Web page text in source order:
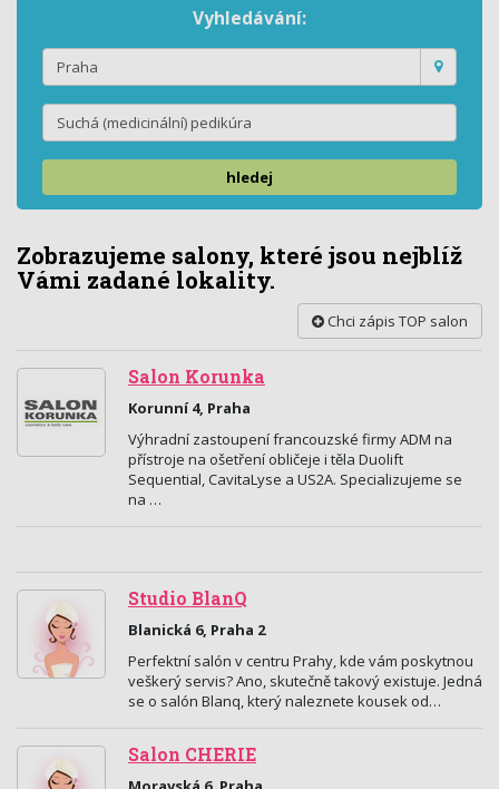
Vyhledávání:
hledej
Zobrazujeme salony, které jsou nejblíž
Vámi zadané lokality.
Chci zápis TOP salon
Salon Korunka
Korunní 4, Praha
Výhradní zastoupení francouzské firmy ADM na
přístroje na ošetření obličeje i těla Duolift
Sequential, CavitaLyse a US2A. Specializujeme se
na …
Studio BlanQ
Blanická 6, Praha 2
Perfektní salón v centru Prahy, kde vám poskytnou
veškerý servis? Ano, skutečně takový existuje. Jedná
se o salón Blanq, který naleznete kousek od…
Salon CHERIE